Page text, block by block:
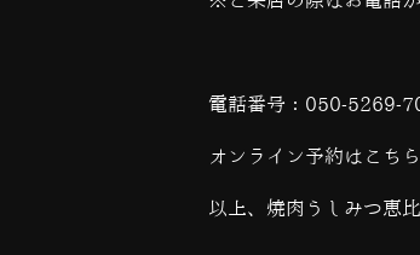
電話番号： 050-5269-
オンライン予約は こちら
以上、焼肉うしみつ恵